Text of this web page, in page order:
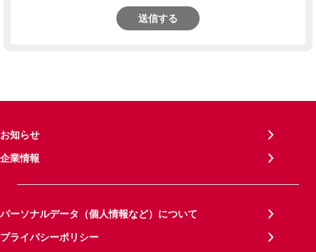
送信する
お知らせ
企業情報
パーソナルデータ（個人情報など）について
プライバシーポリシー